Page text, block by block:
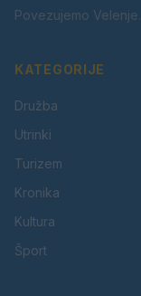
Povezujemo Velenje.
KATEGORIJE
Družba
Utrinki
Turizem
Kronika
Kultura
Šport